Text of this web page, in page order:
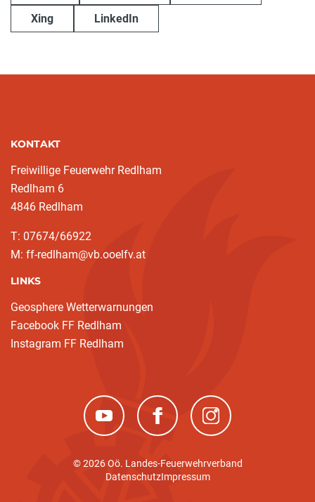
Xing LinkedIn
KONTAKT
Freiwillige Feuerwehr Redlham
Redlham 6
4846 Redlham
T: 07674/66922
M: ff-redlham@vb.ooelfv.at
LINKS
Geosphere Wetterwarnungen
Facebook FF Redlham
Instagram FF Redlham
(neues Fenster)(neues Fenster)(neues Fenster)
© 2026 Oö. Landes-Feuerwehrverband
DatenschutzImpressum